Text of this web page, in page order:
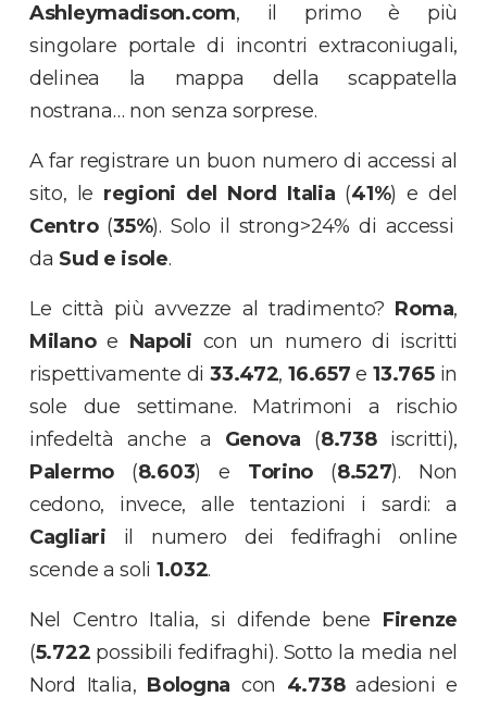
Ashleymadison.com, il primo è più
singolare portale di incontri extraconiugali,
delinea la mappa della scappatella
nostrana… non senza sorprese.
A far registrare un buon numero di accessi al
sito, le regioni del Nord Italia (41%) e del
Centro (35%). Solo il strong>24% di accessi
da Sud e isole.
Le città più avvezze al tradimento? Roma,
Milanoe Napoli con un numero di iscritti
rispettivamente di33.472,16.657 e13.765in
sole due settimane. Matrimoni a rischio
infedeltà anche a Genova (8.738 iscritti),
Palermo(8.603) e Torino (8.527). Non
cedono, invece, alle tentazioni i sardi: a
Cagliari il numero dei fedifraghi online
scende a soli 1.032.
Nel Centro Italia, si difende bene Firenze
(5.722 possibili fedifraghi). Sotto la media nel
Nord Italia, Bologna con 4.738adesioni e